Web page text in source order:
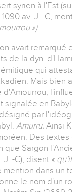
syrien à l'Est
1090 av. J. -C,
»)
avait remarqué
de la dyn.
qui
Mais bien
d'Amourrou,
signalée en
par
Amurru. Ainsi
Des
que Sargon
J. -C), disent «
mention dans un
le nom d'un